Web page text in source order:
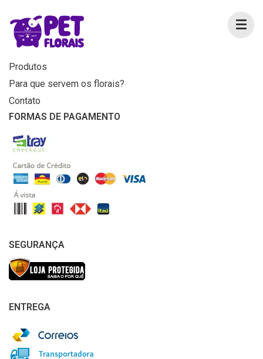
MENU
Home
Produtos
Para que servem os florais?
Contato
FORMAS DE PAGAMENTO
SEGURANÇA
ENTREGA